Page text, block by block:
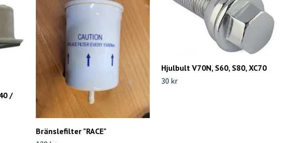
/
Bränslefilter "RACE"
Hjulbult V70N, S60, S80, XC70
30 kr